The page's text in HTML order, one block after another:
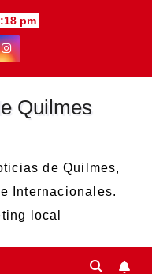
pm
de Quilmes,
Internacionales.
local